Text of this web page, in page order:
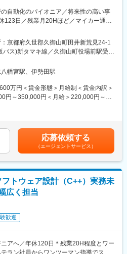
ットです。現在世界各国でニーズに応
を兼ね備えたプラスチック射出成形品
界をリードしています。
同社の売上高に対する海外売上比率は
＞
movies/
業務
の自動化のパイオニア／将来性の高い事
123日／残業月20Hほど／マイカー通勤
創薬、環境水質計測、分析自動前処理
設計・製作に加え、納品後のメンテナ
る研究・開発型メーカーです。
リケーションの設計・開発をお任せし
設計、電気設計、ソフト設計、営業、
1つの製品を作り上げます。※外注先もあ
発生するケースもあります。
室、医薬品メーカー、製薬大手企業な
京都府久世郡久御山町田井新荒見24-1
バス)新タマキ線／久御山町役場前駅受動
場所あり変更の範囲：会社の定める事
幡宮駅、伊勢田駅
万円＜賃金形態＞月給制＜賃金内訳＞
円～350,000円＜月給＞220,000円～
た表記です。 応募依頼する
（エージェントサービス）
フトウェア設計（C++）実務未
広く担当
歓迎
アへ／年休120日＊残業20H程度とワー
ラン社員からワンツーマン指導でスキ